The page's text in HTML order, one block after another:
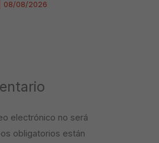
08/08/2026
electrónico no será
obligatorios están